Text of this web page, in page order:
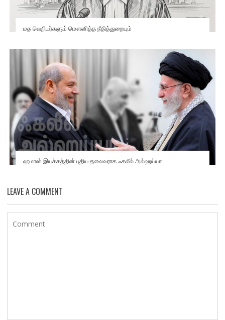
மத வெறியர்களும் மௌனித்த நீதித்துறையும்
ஹமாஸ் இயக்கத்தின் புதிய தலைவராக ஃகலீல் அல்ஹய்யா
LEAVE A COMMENT